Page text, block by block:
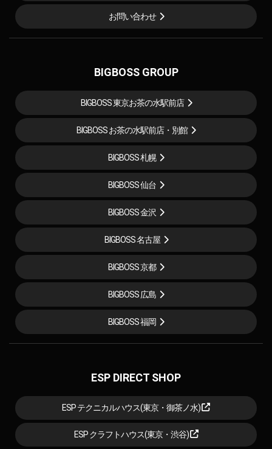
お問い合わせ
BIGBOSS GROUP
BIGBOSS 東京お茶の水駅前店
BIGBOSS お茶の水駅前店・別館
BIGBOSS 札幌
BIGBOSS 仙台
BIGBOSS 金沢
BIGBOSS 名古屋
BIGBOSS 京都
BIGBOSS 広島
BIGBOSS 福岡
ESP DIRECT SHOP
ESP テクニカルハウス(東京・御茶ノ水)
ESP クラフトハウス(東京・渋谷)